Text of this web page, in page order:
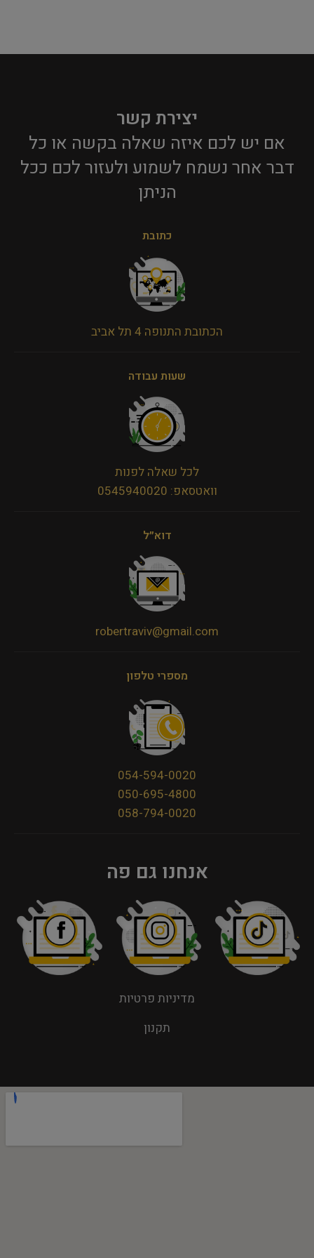
יצירת קשר
אם יש לכם איזה שאלה בקשה או כל
דבר אחר נשמח לשמוע ולעזור לכם ככל
הניתן​
כתובת
הכתובת התנופה 4 תל אביב
שעות עבודה
לכל שאלה לפנות
וואטסאפ: 0545940020
דוא״ל
robertraviv@gmail.com
מספרי טלפון
054-594-0020
050-695-4800
058-794-0020
אנחנו גם פה
מדיניות פרטיות
תקנון